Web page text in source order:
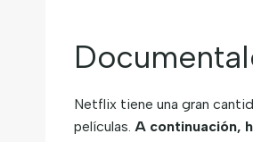
Netflix tiene una gran
películas. A continuación,